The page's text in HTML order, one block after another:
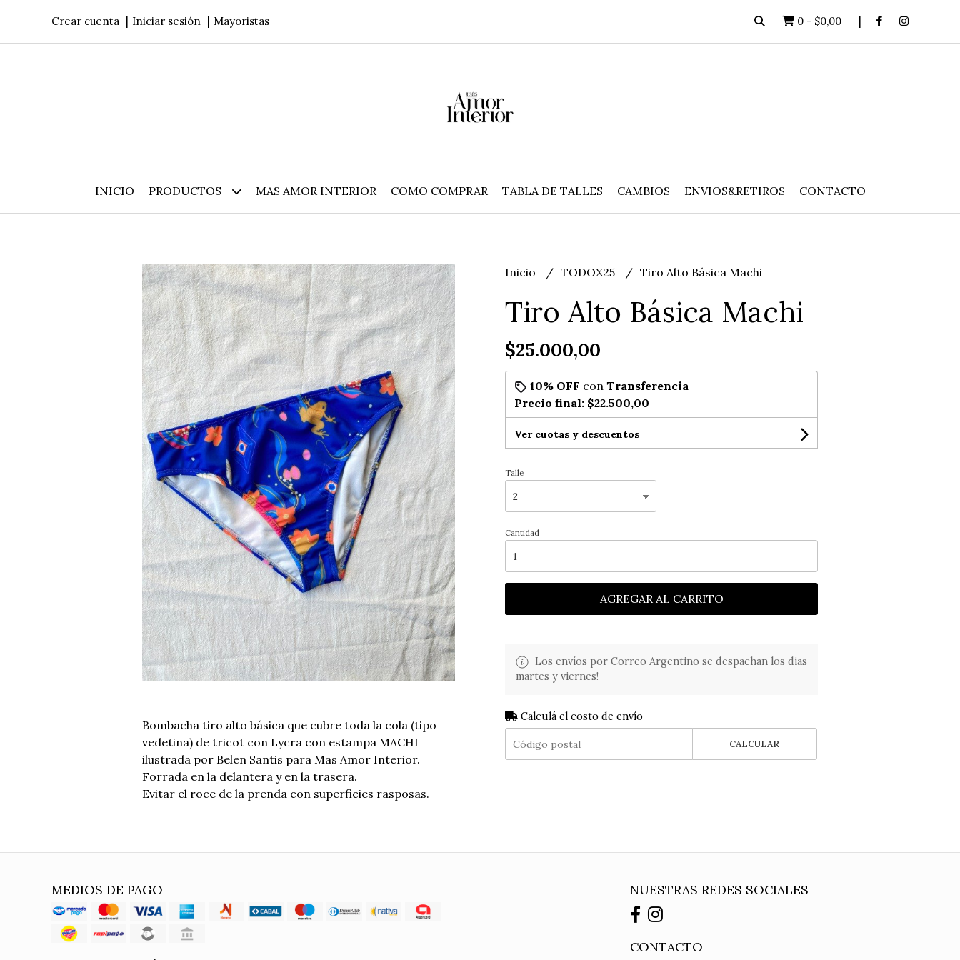
Crear cuenta Iniciar sesión Mayoristas 0 - $0,00
INICIO PRODUCTOS MAS AMOR INTERIOR COMO COMPRAR TABLA DE TALLES CAMBIOS ENVIOS&RETIROS CONTACTO
Bombacha tiro alto básica que cubre toda la cola (tipo
vedetina) de tricot con Lycra con estampa MACHI
ilustrada por Belen Santis para Mas Amor Interior.
Forrada en la delantera y en la trasera.
Evitar el roce de la prenda con superficies rasposas.
Inicio TODOX25 Tiro Alto Básica Machi
Tiro Alto Básica Machi
$25.000,00
10% OFF con Transferencia
Precio final: $22.500,00
Ver cuotas y descuentos
Talle
Cantidad
AGREGAR AL CARRITO
Los envíos por Correo Argentino se despachan los dias
martes y viernes!
Calculá el costo de envío
CALCULAR
MEDIOS DE PAGO NUESTRAS REDES SOCIALES
CONTACTO